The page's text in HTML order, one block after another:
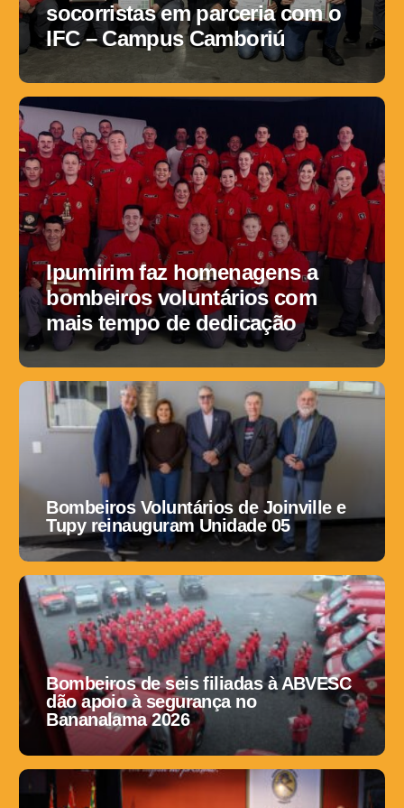
socorristas em parceria com o
IFC – Campus Camboriú
Ipumirim faz homenagens a
bombeiros voluntários com
mais tempo de dedicação
Bombeiros Voluntários de Joinville e
Tupy reinauguram Unidade 05
Bombeiros de seis filiadas à ABVESC
dão apoio à segurança no
Bananalama 2026